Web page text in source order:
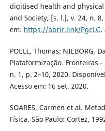
digitised health and
and Society, [s. l.], v. 24, n.
em: https://abrir.link/PgcLG.
POELL, Thomas; NIEBORG,
Plataformização. Fronteiras
n. 1, p. 2–10, 2020.
Acesso em: 16 set. 2020.
SOARES, Carmen et al.
Física. São Paulo: Cortez,